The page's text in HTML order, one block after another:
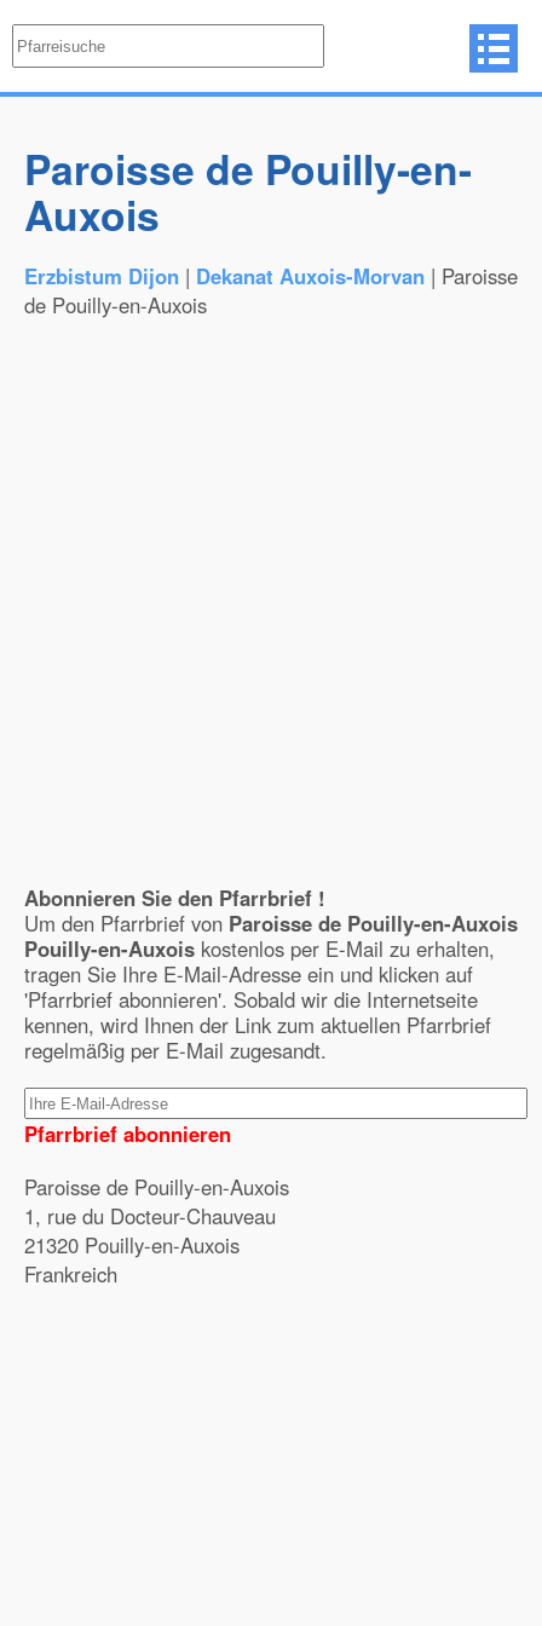
Paroisse de Pouilly-en-
Auxois
Erzbistum Dijon | Dekanat Auxois-Morvan | Paroisse
de Pouilly-en-Auxois
Abonnieren Sie den Pfarrbrief !
Um den Pfarrbrief von Paroisse de Pouilly-en-Auxois
Pouilly-en-Auxois kostenlos per E-Mail zu erhalten,
tragen Sie Ihre E-Mail-Adresse ein und klicken auf
'Pfarrbrief abonnieren'. Sobald wir die Internetseite
kennen, wird Ihnen der Link zum aktuellen Pfarrbrief
regelmäßig per E-Mail zugesandt.
Pfarrbrief abonnieren
Paroisse de Pouilly-en-Auxois
1, rue du Docteur-Chauveau
21320 Pouilly-en-Auxois
Frankreich